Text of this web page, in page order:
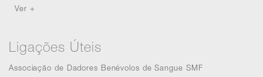
Ver +
Ligações Úteis
Associação de Dadores Benévolos de Sangue SMF